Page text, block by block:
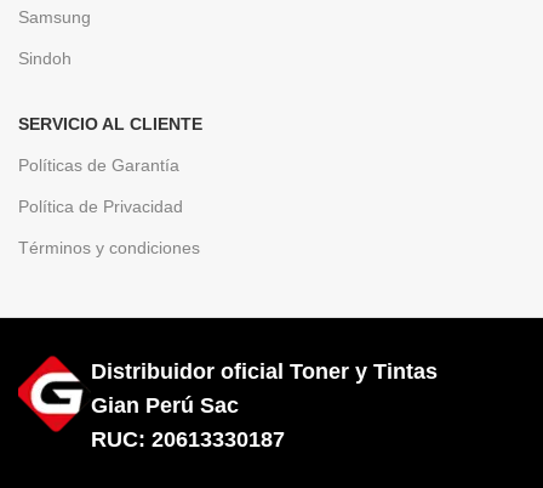
Samsung
Sindoh
SERVICIO AL CLIENTE
Políticas de Garantía
Política de Privacidad
Términos y condiciones
Distribuidor oficial Toner y Tintas
Gian Perú Sac
RUC: 20613330187